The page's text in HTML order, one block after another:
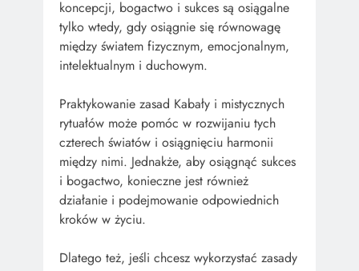
koncepcji, bogactwo i sukces są osiągalne
tylko wtedy, gdy osiągnie się równowagę
między światem fizycznym, emocjonalnym,
intelektualnym i duchowym.
Praktykowanie zasad Kabały i mistycznych
rytuałów może pomóc w rozwijaniu tych
czterech światów i osiągnięciu harmonii
między nimi. Jednakże, aby osiągnąć sukces
i bogactwo, konieczne jest również
działanie i podejmowanie odpowiednich
kroków w życiu.
Dlatego też, jeśli chcesz wykorzystać zasady